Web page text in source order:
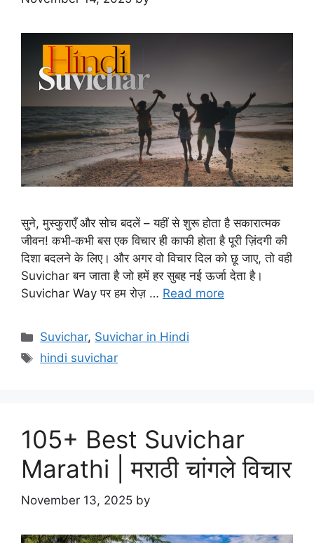
सुने, मुस्कुराएँ और सोच बदलें – यहीं से शुरू होता है सकारात्मक
जीवन! कभी‑कभी बस एक विचार ही काफी होता है पूरी ज़िंदगी की
दिशा बदलने के लिए। और अगर वो विचार दिल को छू जाए, तो वही
Suvichar बन जाता है जो हमें हर सुबह नई ऊर्जा देता है।
Suvichar Way पर हम रोज़ … Read more
Categories
Suvichar, Suvichar in Hindi
Tags
hindi suvichar
105+ Best Suvichar
Marathi | मराठी चांगले विचार
November 13, 2025 by